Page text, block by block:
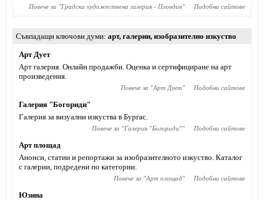
Повече за "Градска художествена галерия - Пловдив" Подобни сайтове
Съвпадащи ключови думи арт, галерии, изобразително изкуство
Арт Дует
Арт галерия. Онлайн продажби. Оценка и сертифициране на арт
произведения.
Повече за "Арт Дует" Подобни сайтове
Галерия "Богориди"
Галерия за визуални изкуства в Бургас.
Повече за "Галерия "Богориди"" Подобни сайтове
Арт площад
Анонси, статии и репортажи за изобразителното изкуство. Каталог
с галерии, подредени по категории.
Повече за "Арт площад" Подобни сайтове
Юзина